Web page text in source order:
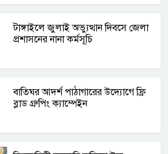
টাঙ্গাইলে জুলাই অভ্যুত্থান দিবসে জেলা
প্রশাসনের নানা কর্মসূচি
বাতিঘর আদর্শ পাঠাগারের উদ্যোগে ফ্রি
ব্লাড গ্রুপিং ক্যাম্পেইন